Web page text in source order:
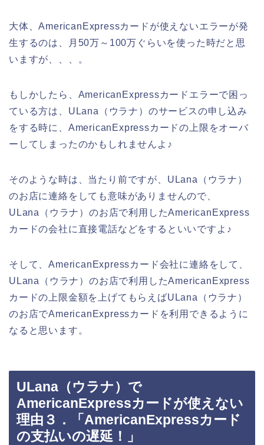
大体、AmericanExpressカードが使えないエラーが発
生するのは、月50万～100万ぐらいを使った時だと思
いますが、、、。
もしかしたら、AmericanExpressカードエラーで困っ
ている方は、ULana（ウラナ）のサービスの申し込み
をする時に、AmericanExpressカードの上限をオーバ
ーしてしまったのかもしれませんよ♪
そのような時は、当たり前ですが、ULana（ウラナ）
のお店に連絡をしても意味がありませんので、
ULana（ウラナ）のお店で利用したAmericanExpress
カードの会社に直接電話などをするといいですよ♪
そして、AmericanExpressカード会社に連絡をして、
ULana（ウラナ）のお店で利用したAmericanExpress
カードの上限金額を上げてもらえばULana（ウラナ）
のお店でAmericanExpressカードを利用できるように
なると思います。
ULana（ウラナ）で
AmericanExpressカードが使えない
理由３．「AmericanExpressカード
の支払いの遅延！」